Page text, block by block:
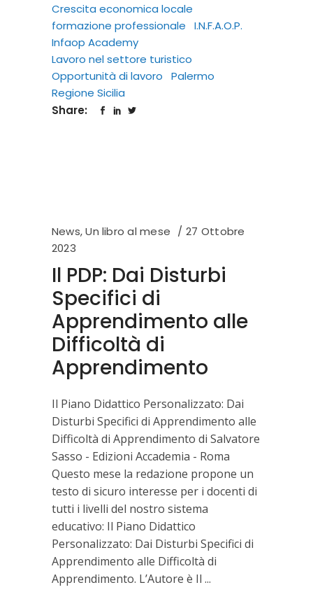
Crescita economica locale
formazione professionale
I.N.F.A.O.P.
Infaop Academy
Lavoro nel settore turistico
Opportunità di lavoro
Palermo
Regione Sicilia
Share:
News,Un libro al mese
27 Ottobre
2023
Il PDP: Dai Disturbi
Specifici di
Apprendimento alle
Difficoltà di
Apprendimento
Il Piano Didattico Personalizzato: Dai
Disturbi Specifici di Apprendimento alle
Difficoltà di Apprendimento di Salvatore
Sasso - Edizioni Accademia - Roma
Questo mese la redazione propone un
testo di sicuro interesse per i docenti di
tutti i livelli del nostro sistema
educativo: Il Piano Didattico
Personalizzato: Dai Disturbi Specifici di
Apprendimento alle Difficoltà di
Apprendimento. L’Autore è Il